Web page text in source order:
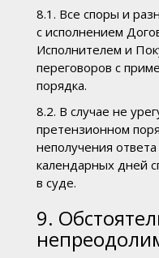
8.1. Все споры и
с исполнением
Исполнителем и
переговоров с
порядка.
8.2. В случае не
претензионном
неполучения
календарных дней
в суде.
9.